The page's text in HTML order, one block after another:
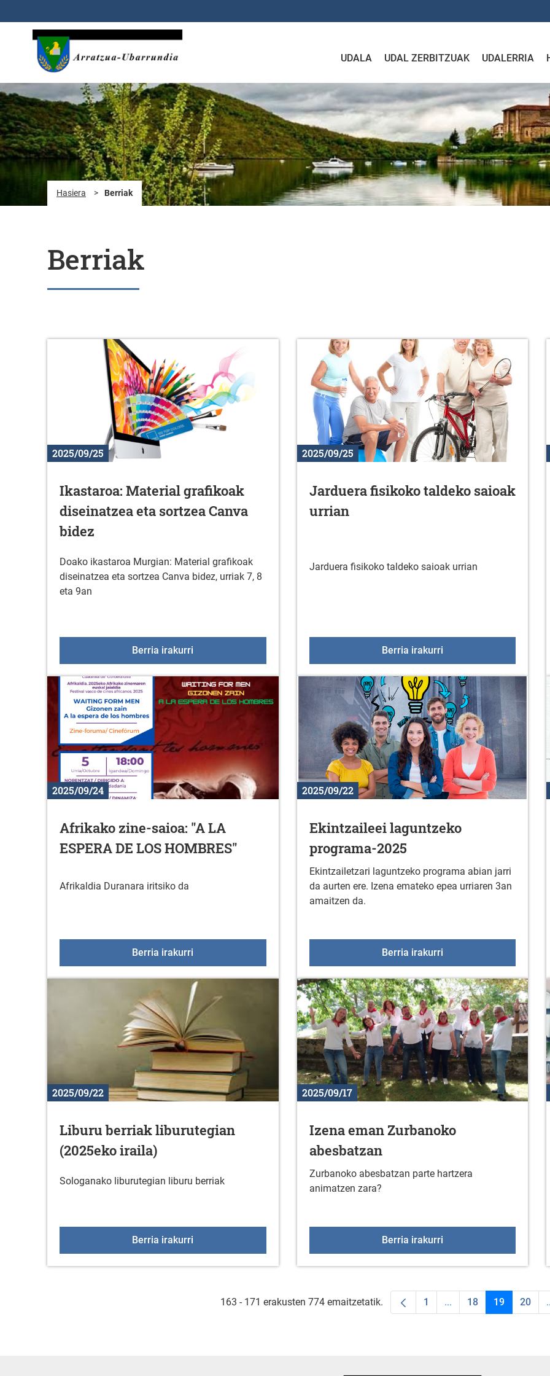
UDALA UDAL ZERBITZUAK UDALERRIA
Hasiera > Berriak
Berriak
2025/09/25
Ikastaroa: Material grafikoak
diseinatzea eta sortzea Canva
bidez
Doako ikastaroa Murgian: Material grafikoak
diseinatzea eta sortzea Canva bidez, urriak 7, 8
eta 9an
Berria irakurri Ikastaroa: Material grafikoak diseinatzea eta sortzea Canva bidez
2025/09/25
Jarduera fisikoko taldeko saioak
urrian
Jarduera fisikoko taldeko saioak urrian
Berria irakurriJarduera fisikoko
2025/09/24
Afrikako zine-saioa: "A LA
ESPERA DE LOS HOMBRES"
Afrikaldia Duranara iritsiko da
Berria irakurri Afrikako zine-saioa: "A LA ESPERA DE LOS HOMBRES"
2025/09/22
Ekintzaileei laguntzeko
programa-2025
Ekintzailetzari laguntzeko programa abian jarri
da aurten ere. Izena emateko epea urriaren 3an
amaitzen da.
Berria irakurriEkintzaileei laguntzeko
2025/09/22
Liburu berriak liburutegian
(2025eko iraila)
Sologanako liburutegian liburu berriak
Berria irakurri Liburu berriak liburutegian (2025eko iraila)
2025/09/17
Izena eman Zurbanoko
abesbatzan
Zurbanoko abesbatzan parte hartzera
animatzen zara?
Berria irakurriIzena eman Zurbanoko
163 - 171 erakusten 774 emaitzetatik. Orrialdea
1 ...Intermediate Pages Use
Orrialdea
18 Orrialdea
19 20